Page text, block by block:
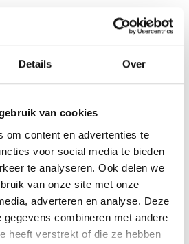
Details Over
van cookies
om content en advertenties te
voor social media te bieden
te analyseren. Ook delen we
van onze site met onze
adverteren en analyse. Deze
gegevens combineren met andere
heeft verstrekt of die ze hebben
OIL
und Fell: Hilft, die Haut mit
Fördert die gesunde
Erhöht die
Trägt zu einem gut
bei.
Verbessert
3- zu Omega-6-